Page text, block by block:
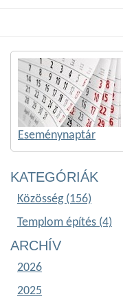
Eseménynaptár
KATEGÓRIÁK
Közösség (156)
Templom építés (4)
ARCHÍV
2026
2025